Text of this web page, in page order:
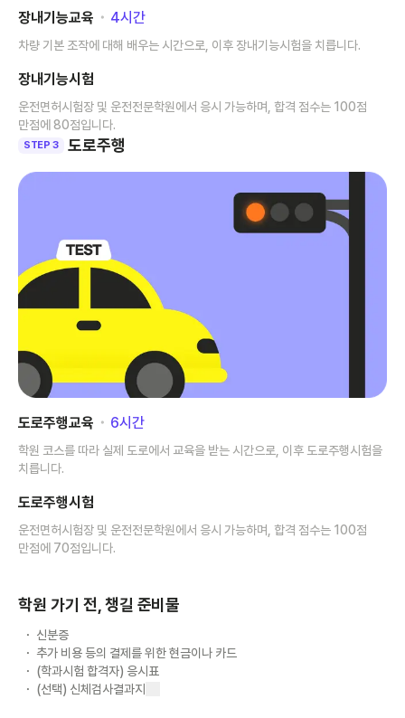
장내기능교육 ･ 4시간
차량 기본 조작에 대해 배우는 시간으로, 이후 장내기능시험을 치릅니다.
장내기능시험
운전면허시험장 및 운전전문학원에서 응시 가능하며, 합격 점수는 100점
만점에 80점입니다.
STEP 3 도로주행
도로주행교육 ･ 6시간
학원 코스를 따라 실제 도로에서 교육을 받는 시간으로, 이후 도로주행시험을
치릅니다.
도로주행시험
운전면허시험장 및 운전전문학원에서 응시 가능하며, 합격 점수는 100점
만점에 70점입니다.
학원 가기 전, 챙길 준비물
신분증
추가 비용 등의 결제를 위한 현금이나 카드
(학과시험 합격자) 응시표
(선택) 신체검사결과지